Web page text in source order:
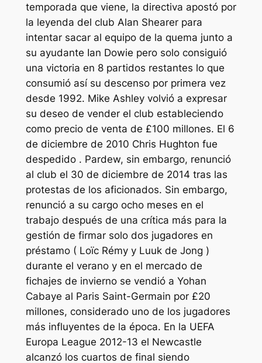
temporada que viene, la directiva apostó por
la leyenda del club Alan Shearer para
intentar sacar al equipo de la quema junto a
su ayudante Ian Dowie pero solo consiguió
una victoria en 8 partidos restantes lo que
consumió así su descenso por primera vez
desde 1992. Mike Ashley volvió a expresar
su deseo de vender el club estableciendo
como precio de venta de £100 millones. El 6
de diciembre de 2010 Chris Hughton fue
despedido . Pardew, sin embargo, renunció
al club el 30 de diciembre de 2014 tras las
protestas de los aficionados. Sin embargo,
renunció a su cargo ocho meses en el
trabajo después de una crítica más para la
gestión de firmar solo dos jugadores en
préstamo ( Loïc Rémy y Luuk de Jong )
durante el verano y en el mercado de
fichajes de invierno se vendió a Yohan
Cabaye al Paris Saint-Germain por £20
millones, considerado uno de los jugadores
más influyentes de la época. En la UEFA
Europa League 2012-13 el Newcastle
alcanzó los cuartos de final siendo